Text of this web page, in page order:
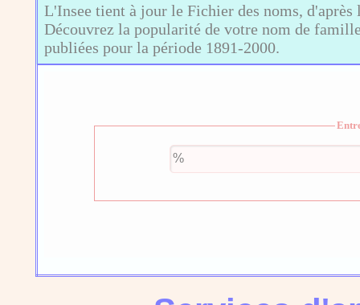
L'Insee tient à jour le Fichier des noms,
Découvrez la popularité de votre nom de
publiées pour la période 1891-2000.